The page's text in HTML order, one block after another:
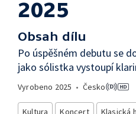
2025
Obsah dílu
Po úspěšném debutu se
jako sólistka vystoupí
Vyrobeno 2025 • Česko
Kultura Koncert Klasická